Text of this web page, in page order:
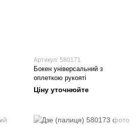
Артикул: 580171
Бокен універсальний з
оплеткою рукояті
Ціну уточнюйте